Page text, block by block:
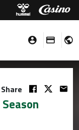
Share
Season